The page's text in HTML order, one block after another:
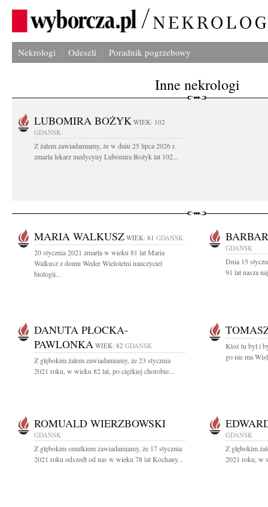
Nekrologi Odeszli Poradnik pogrzebowy
Inne nekrologi
LUBOMIRA BOŻYK WIEK: 102
GDAŃSK
Z żalem zawiadamiamy, że w dniu 25 lipca 2026 r.
zmarła lekarz medycyny Lubomira Bożyk lat 102...
MARIA WALKUSZ WIEK: 81 GDAŃSK
20 stycznia 2021 zmarła w wieku 81 lat Maria
Walkusz z domu Weder Wieloletni nauczyciel
biologii...
GDAŃSK
Dnia 15
91 lat nasza
DANUTA PŁOCKA-
PAWLONKA WIEK: 82 GDAŃSK
Z głębokim żalem zawiadamiamy, że 23 stycznia
2021 roku, w wieku 82 lat, po ciężkiej chorobie...
Ktoś tu był i
go nie ma
ROMUALD WIERZBOWSKI
GDAŃSK
Z głębokim smutkiem zawiadamiamy, że 17 stycznia
2021 roku odszedł od nas w wieku 78 lat Kochany...
GDAŃSK
Z głębokim
2021 roku, w